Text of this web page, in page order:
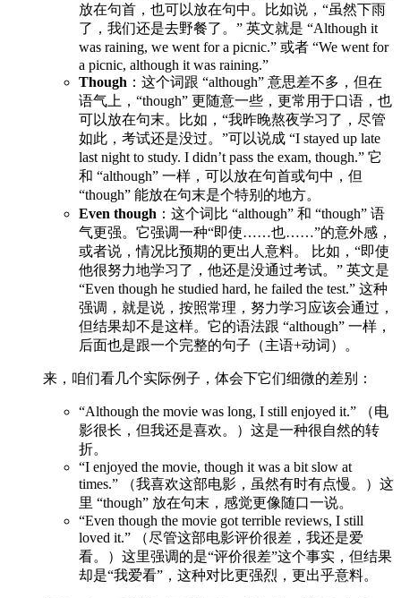
放在句首，也可以放在句中。比如说，“虽然下雨
了，我们还是去野餐了。” 英文就是 “Although it
was raining, we went for a picnic.” 或者 “We went for
a picnic, although it was raining.”
Though ：这个词跟 “although” 意思差不多，但在
语气上，“though” 更随意一些，更常用于口语，也
可以放在句末。比如，“我昨晚熬夜学习了，尽管
如此，考试还是没过。”可以说成 “I stayed up late
last night to study. I didn’t pass the exam, though.” 它
和 “although” 一样，可以放在句首或句中，但
“though” 能放在句末是个特别的地方。
Even though ：这个词比 “although” 和 “though” 语
气更强。它强调一种“即使……也……”的意外感，
或者说，情况比预期的更出人意料。 比如，“即使
他很努力地学习了，他还是没通过考试。” 英文是
“Even though he studied hard, he failed the test.” 这种
强调，就是说，按照常理，努力学习应该会通过，
但结果却不是这样。它的语法跟 “although” 一样，
后面也是跟一个完整的句子（主语+动词）。
来，咱们看几个实际例子，体会下它们细微的差别：
“Although the movie was long, I still enjoyed it.” （电
影很长，但我还是喜欢。）这是一种很自然的转
折。
“I enjoyed the movie, though it was a bit slow at
times.” （我喜欢这部电影，虽然有时有点慢。）这
里 “though” 放在句末，感觉更像随口一说。
“Even though the movie got terrible reviews, I still
loved it.” （尽管这部电影评价很差，我还是爱
看。）这里强调的是“评价很差”这个事实，但结果
却是“我爱看”，这种对比更强烈，更出乎意料。